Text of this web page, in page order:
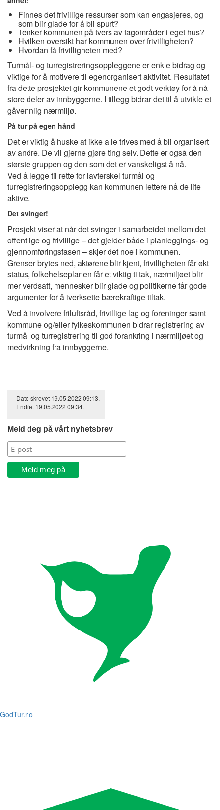
Finnes det frivillige ressurser som kan engasjeres, og
som blir glade for å bli spurt?
Tenker kommunen på tvers av fagområder i eget hus?
Hvilken oversikt har kommunen over frivilligheten?
Hvordan få frivilligheten med?
Turmål- og turregistreringsoppleggene er enkle bidrag og
viktige for å motivere til egenorganisert aktivitet. Resultatet
fra dette prosjektet gir kommunene et godt verktøy for å nå
store deler av innbyggerne. I tillegg bidrar det til å utvikle et
gåvennlig nærmiljø.
På tur på egen hånd
Det er viktig å huske at ikke alle trives med å bli organisert
av andre. De vil gjerne gjøre ting selv. Dette er også den
største gruppen og den som det er vanskeligst å nå.
Ved å legge til rette for lavterskel turmål og
turregistreringsopplegg kan kommunen lettere nå de lite
aktive.
Det svinger!
Prosjekt viser at når det svinger i samarbeidet mellom det
offentlige og frivillige – det gjelder både i planleggings- og
gjennomføringsfasen – skjer det noe i kommunen.
Grenser brytes ned, aktørene blir kjent, frivilligheten får økt
status, folkehelseplanen får et viktig tiltak, nærmiljøet blir
mer verdsatt, mennesker blir glade og politikerne får gode
argumenter for å iverksette bærekraftige tiltak.
Ved å involvere friluftsråd, frivillige lag og foreninger samt
kommune og/eller fylkeskommunen bidrar registrering av
turmål og turregistrering til god forankring i nærmiljøet og
medvirkning fra innbyggerne.
Dato skrevet 19.05.2022 09:13.
Endret 19.05.2022 09:34.
Meld deg på vårt nyhetsbrev
GodTur.no